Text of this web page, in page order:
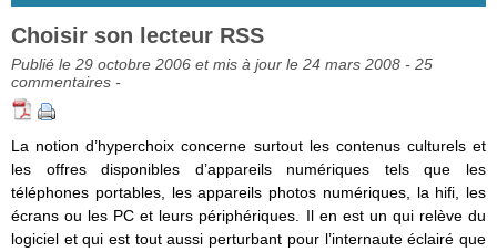
Choisir son lecteur RSS
Publié le 29 octobre 2006 et mis à jour le 24 mars 2008 - 25
commentaires -
La notion d’hyperchoix concerne surtout les contenus culturels et
les offres disponibles d’appareils numériques tels que les
téléphones portables, les appareils photos numériques, la hifi, les
écrans ou les PC et leurs périphériques. Il en est un qui relève du
logiciel et qui est tout aussi perturbant pour l’internaute éclairé que